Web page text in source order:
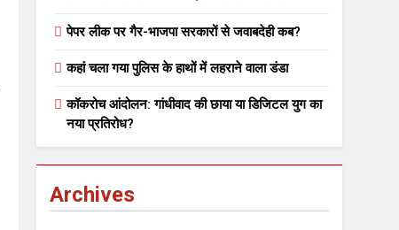
तत्पर दानवीर परिवार
हेतु संपर्क करें
पेपर लीक पर गैर-भाजपा सरकारों से जवाबदेही कब?
कहां चला गया पुलिस के हाथों में लहराने वाला डंडा
कॉकरोच आंदोलन: गांधीवाद की छाया या डिजिटल युग का
नया प्रतिरोध?
Archives